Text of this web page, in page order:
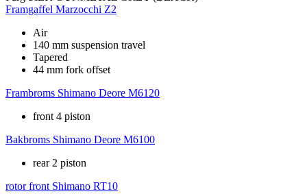
Framgaffel Marzocchi Z2
Air
140 mm suspension travel
Tapered
44 mm fork offset
Frambroms Shimano Deore M6120
front 4 piston
Bakbroms Shimano Deore M6100
rear 2 piston
rotor front Shimano RT10